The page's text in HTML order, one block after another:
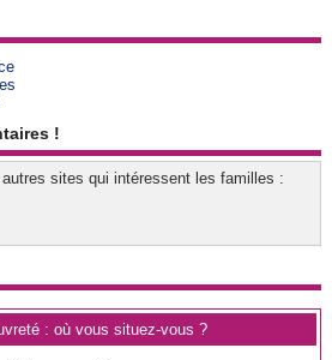
!
sites qui intéressent les familles :
: où vous situez-vous ?